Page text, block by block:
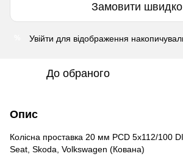
Замовити швидко
Увійти для відображення
До обраного
Опис
Колісна проставка 20 мм PCD 5x112/100
Seat, Skoda, Volkswagen (Кована)